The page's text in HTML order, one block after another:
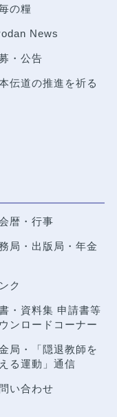
の糧
News
・公告
伝道の推進を祈る
暦・行事
局・出版局・年金
ク
・資料集 申請書等
ンロードコーナー
局・
「隠退教師を
る運動」通信
い合わせ